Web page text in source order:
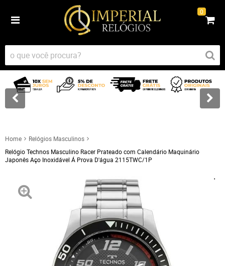
0
Home
Relógios Masculinos
Relógio Technos Masculino Racer Prateado com Calendário Maquinário
Japonês Aço Inoxidável Á Prova D'água 2115TWC/1P